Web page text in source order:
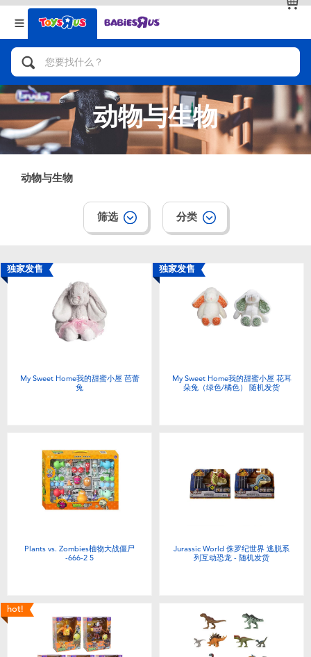
返回
分类目录
人气英雄，角色扮演，射击玩具
自行车，滑板车，骑乘车
拼砌组合及乐高LEGO
手工艺，文具，蜡笔，泥胶，画板
娃娃，芭比，收藏公仔
电子玩具
益智学习玩具
派对用品
模仿，化妆及造型系列
毛绒公仔玩具
婴儿及学前玩具
返回
品牌
查看全部
动物与生物
动物与生物
筛选 分类
独家发售
My Sweet Home我的甜蜜小屋 芭蕾
兔
独家发售
My Sweet Home我的甜蜜小屋 花耳
朵兔（绿色/橘色） 随机发货
Plants vs. Zombies植物大战僵尸
-666-2 5
Jurassic World 侏罗纪世界 逃脱系
列互动恐龙 - 随机发货
hot!